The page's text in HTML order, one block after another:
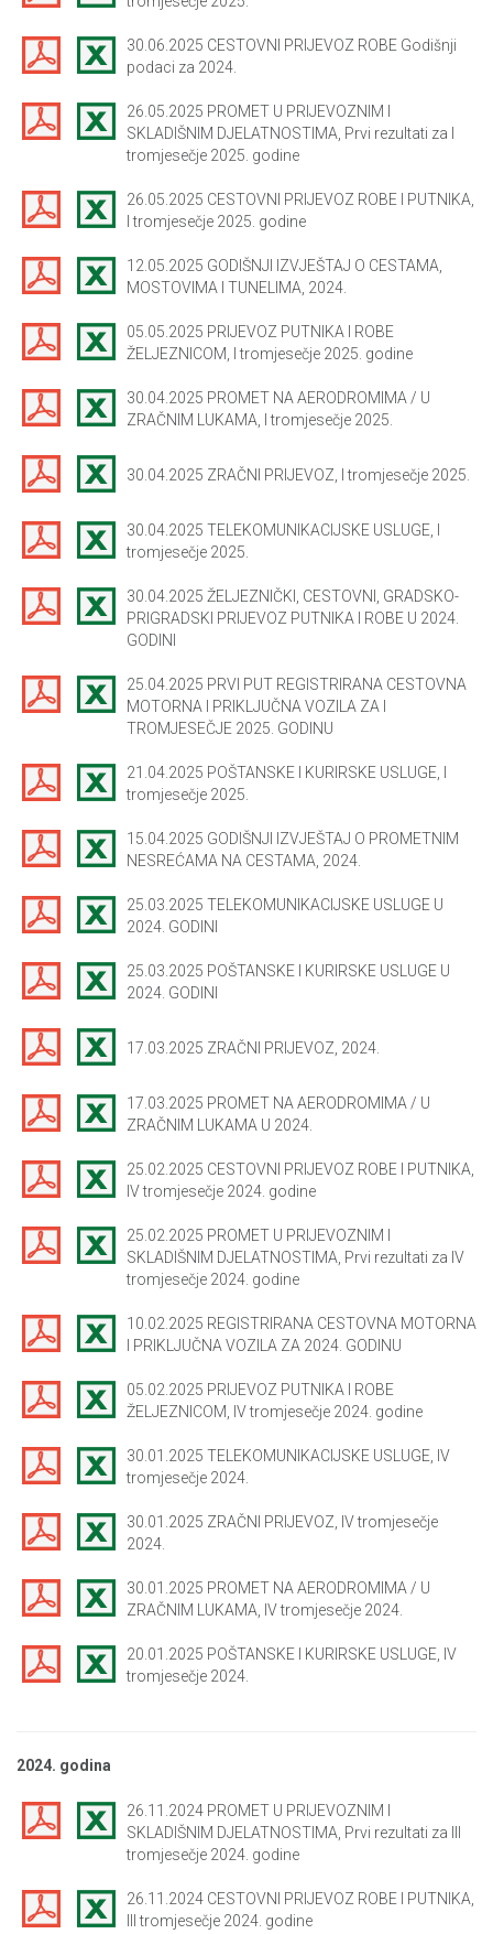
30.06.2025 CESTOVNI PRIJEVOZ ROBE Godišnji
podaci za 2024.
26.05.2025 PROMET U PRIJEVOZNIM I
SKLADIŠNIM DJELATNOSTIMA, Prvi rezultati za I
tromjesečje 2025. godine
26.05.2025 CESTOVNI PRIJEVOZ ROBE I PUTNIKA,
I tromjesečje 2025. godine
12.05.2025 GODIŠNJI IZVJEŠTAJ O CESTAMA,
MOSTOVIMA I TUNELIMA, 2024.
05.05.2025 PRIJEVOZ PUTNIKA I ROBE
ŽELJEZNICOM, I tromjesečje 2025. godine
30.04.2025 PROMET NA AERODROMIMA / U
ZRAČNIM LUKAMA, I tromjesečje 2025.
30.04.2025 ZRAČNI PRIJEVOZ, I tromjesečje 2025.
30.04.2025 TELEKOMUNIKACIJSKE USLUGE, I
tromjesečje 2025.
30.04.2025 ŽELJEZNIČKI, CESTOVNI, GRADSKO-
PRIGRADSKI PRIJEVOZ PUTNIKA I ROBE U 2024.
GODINI
25.04.2025 PRVI PUT REGISTRIRANA CESTOVNA
MOTORNA I PRIKLJUČNA VOZILA ZA I
TROMJESEČJE 2025. GODINU
21.04.2025 POŠTANSKE I KURIRSKE USLUGE, I
tromjesečje 2025.
15.04.2025 GODIŠNJI IZVJEŠTAJ O PROMETNIM
NESREĆAMA NA CESTAMA, 2024.
25.03.2025 TELEKOMUNIKACIJSKE USLUGE U
2024. GODINI
25.03.2025 POŠTANSKE I KURIRSKE USLUGE U
2024. GODINI
17.03.2025 ZRAČNI PRIJEVOZ, 2024.
17.03.2025 PROMET NA AERODROMIMA / U
ZRAČNIM LUKAMA U 2024.
25.02.2025 CESTOVNI PRIJEVOZ ROBE I PUTNIKA,
IV tromjesečje 2024. godine
25.02.2025 PROMET U PRIJEVOZNIM I
SKLADIŠNIM DJELATNOSTIMA, Prvi rezultati za IV
tromjesečje 2024. godine
10.02.2025 REGISTRIRANA CESTOVNA MOTORNA
I PRIKLJUČNA VOZILA ZA 2024. GODINU
05.02.2025 PRIJEVOZ PUTNIKA I ROBE
ŽELJEZNICOM, IV tromjesečje 2024. godine
30.01.2025 TELEKOMUNIKACIJSKE USLUGE, IV
tromjesečje 2024.
30.01.2025 ZRAČNI PRIJEVOZ, IV tromjesečje
2024.
30.01.2025 PROMET NA AERODROMIMA / U
ZRAČNIM LUKAMA, IV tromjesečje 2024.
20.01.2025 POŠTANSKE I KURIRSKE USLUGE, IV
tromjesečje 2024.
2024. godina
26.11.2024 PROMET U PRIJEVOZNIM I
SKLADIŠNIM DJELATNOSTIMA, Prvi rezultati za III
tromjesečje 2024. godine
26.11.2024 CESTOVNI PRIJEVOZ ROBE I PUTNIKA,
III tromjesečje 2024. godine